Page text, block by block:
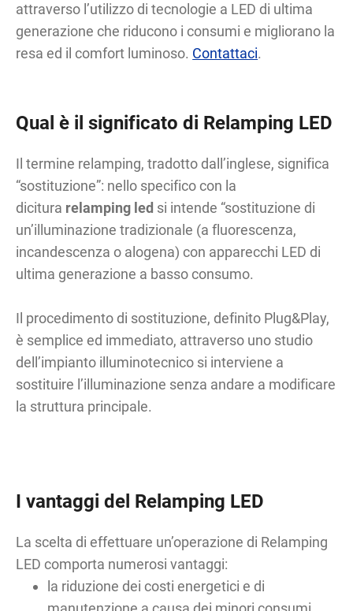
attraverso l’utilizzo di tecnologie a LED di ultima
generazione che riducono i consumi e migliorano la
resa ed il comfort luminoso. Contattaci.
Qual è il significato di Relamping LED
Il termine relamping, tradotto dall’inglese, significa
“sostituzione”: nello specifico con la
dicitura relamping led si intende “sostituzione di
un’illuminazione tradizionale (a fluorescenza,
incandescenza o alogena) con apparecchi LED di
ultima generazione a basso consumo.
Il procedimento di sostituzione, definito Plug&Play,
è semplice ed immediato, attraverso uno studio
dell’impianto illuminotecnico si interviene a
sostituire l’illuminazione senza andare a modificare
la struttura principale.
I vantaggi del Relamping LED
La scelta di effettuare un’operazione di Relamping
LED comporta numerosi vantaggi:
la riduzione dei costi energetici e di